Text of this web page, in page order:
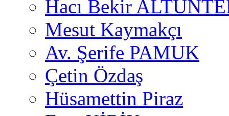
Hacı Bekir
Mesut Kaymakçı
Av. Şerife PAMUK
Çetin Özdaş
Hüsamettin Piraz